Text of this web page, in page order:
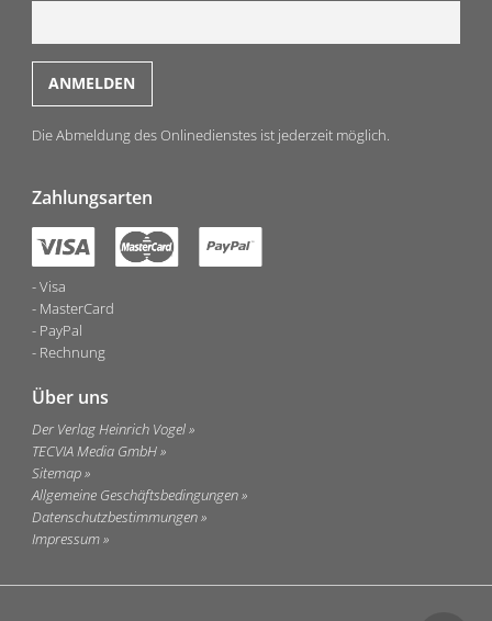
Die Abmeldung des Onlinedienstes ist jederzeit möglich.
Zahlungsarten
Visa
MasterCard
PayPal
Rechnung
Über uns
Der Verlag Heinrich Vogel
TECVIA Media GmbH
Sitemap
Allgemeine Geschäftsbedingungen
Datenschutzbestimmungen
Impressum